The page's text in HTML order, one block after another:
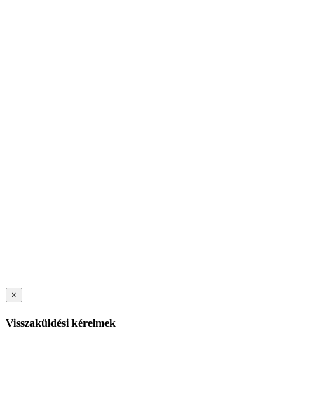
×
Visszaküldési kérelmek